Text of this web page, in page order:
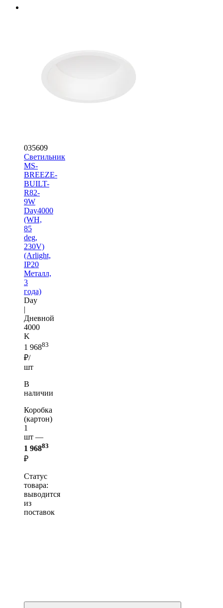
035609
Светильник
MS-
BREEZE-
BUILT-
R82-
9W
Day4000
(WH,
85
deg,
230V)
(Arlight,
IP20
Металл,
3
года)
Day
|
Дневной
4000
K
1 96883
₽/
шт
В
наличии
Коробка
(картон)
1
шт —
1 96883
₽
Статус
товара:
выводится
из
поставок